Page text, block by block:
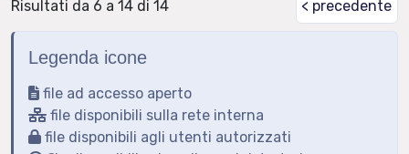
Risultati da 6 a 14 di 14 < precedente
Legenda icone
file ad accesso aperto
file disponibili sulla rete interna
file disponibili agli utenti autorizzati